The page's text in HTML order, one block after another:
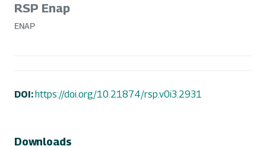
RSP Enap
ENAP
DOI:https://doi.org/10.21874/rsp.v0i3.2931
Downloads